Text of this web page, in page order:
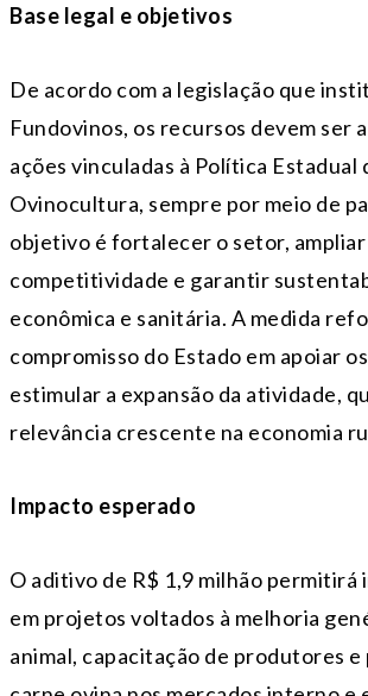
Base legal e objetivos
De acordo com a legislação que
Fundovinos, os recursos devem ser
ações vinculadas à Política Estadual
Ovinocultura, sempre por meio de
objetivo é fortalecer o setor, ampliar
competitividade e garantir
econômica e sanitária. A medida
compromisso do Estado em apoiar
estimular a expansão da atividade,
relevância crescente na economia
Impacto esperado
O aditivo de R$ 1,9 milhão permitirá
em projetos voltados à melhoria
animal, capacitação de produtores e